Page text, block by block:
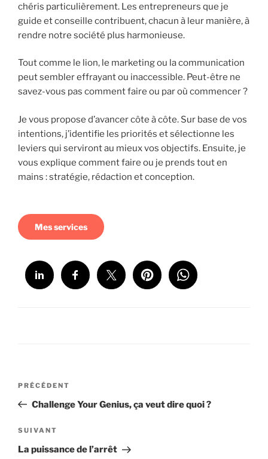
chéris particulièrement. Les entrepreneurs que je
guide et conseille contribuent, chacun à leur manière, à
rendre notre société plus harmonieuse.
Tout comme le lion, le marketing ou la communication
peut sembler effrayant ou inaccessible. Peut-être ne
savez-vous pas comment faire ou par où commencer ?
Je vous propose d’avancer côte à côte. Sur base de vos
intentions, j’identifie les priorités et sélectionne les
leviers qui serviront au mieux vos objectifs. Ensuite, je
vous explique comment faire ou je prends tout en
mains : stratégie, rédaction et conception.
Mes services
Navigation
l’article
Article
précédent
PRÉCÉDENT
Challenge Your Genius, ça veut dire quoi ?
Article
suivant
SUIVANT
La puissance de l’arrêt